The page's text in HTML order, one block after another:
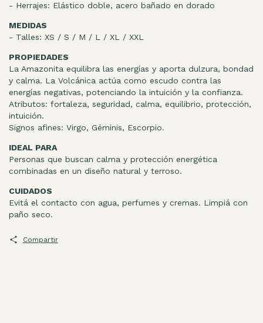
- Herrajes: Elástico doble, acero bañado en dorado
MEDIDAS
- Talles: XS / S / M / L / XL / XXL
PROPIEDADES
La Amazonita equilibra las energías y aporta dulzura, bondad
y calma. La Volcánica actúa como escudo contra las
energías negativas, potenciando la intuición y la confianza.
Atributos: fortaleza, seguridad, calma, equilibrio, protección,
intuición.
Signos afines: Virgo, Géminis, Escorpio.
IDEAL PARA
Personas que buscan calma y protección energética
combinadas en un diseño natural y terroso.
CUIDADOS
Evitá el contacto con agua, perfumes y cremas. Limpiá con
paño seco.
Compartir